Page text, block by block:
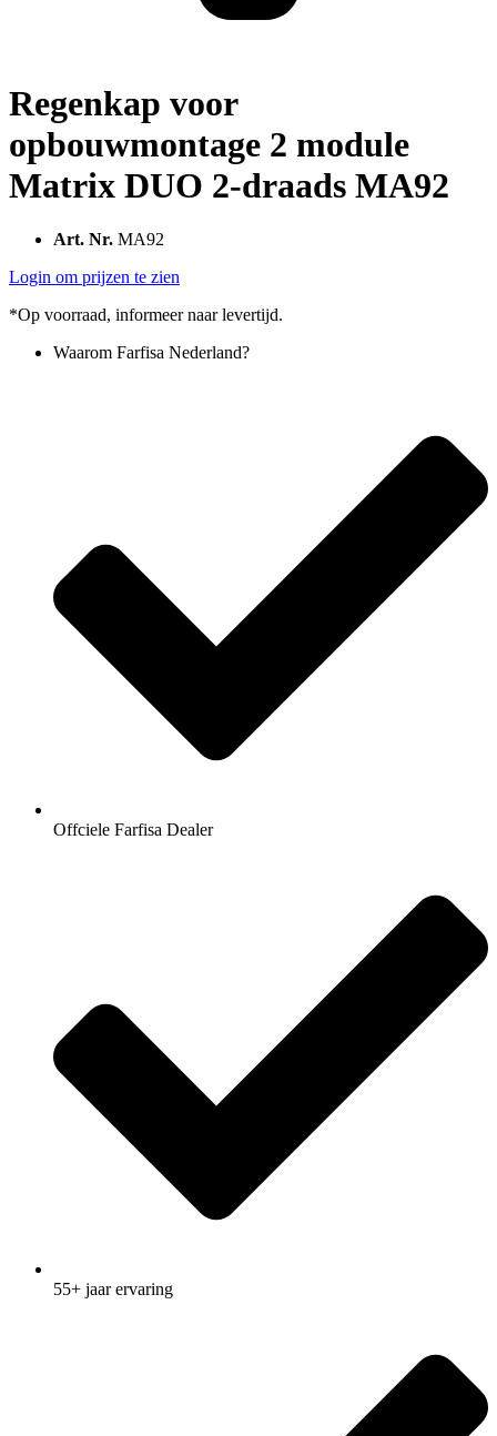
Regenkap voor
opbouwmontage 2 module
Matrix DUO 2-draads MA92
Art. Nr. MA92
Login om prijzen te zien
*Op voorraad, informeer naar levertijd.
Waarom Farfisa Nederland?
Offciele Farfisa Dealer
55+ jaar ervaring